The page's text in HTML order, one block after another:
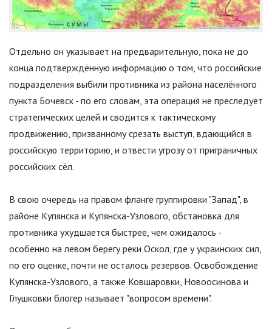
Отдельно он указывает на предварительную, пока не до
конца подтверждённую информацию о том, что российские
подразделения выбили противника из района населённого
пункта Бочевск - по его словам, эта операция не преследует
стратегических целей и сводится к тактическому
продвижению, призванному срезать выступ, вдающийся в
российскую территорию, и отвести угрозу от приграничных
российских сёл.
В свою очередь на правом фланге группировки "Запад", в
районе Купянска и Купянска-Узлового, обстановка для
противника ухудшается быстрее, чем ожидалось -
особенно на левом берегу реки Оскол, где у украинских сил,
по его оценке, почти не осталось резервов. Освобождение
Купянска-Узлового, а также Ковшаровки, Новоосинова и
Глушковки блогер называет "вопросом времени".